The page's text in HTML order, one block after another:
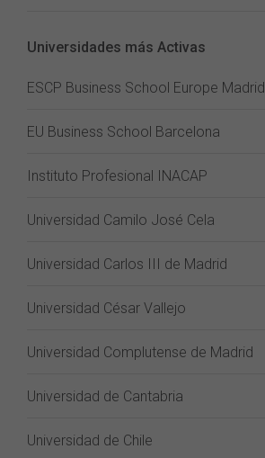
Universidades más Activas
ESCP Business School Europe Madrid
EU Business School Barcelona
Instituto Profesional INACAP
Universidad Camilo José Cela
Universidad Carlos III de Madrid
Universidad César Vallejo
Universidad Complutense de Madrid
Universidad de Cantabria
Universidad de Chile